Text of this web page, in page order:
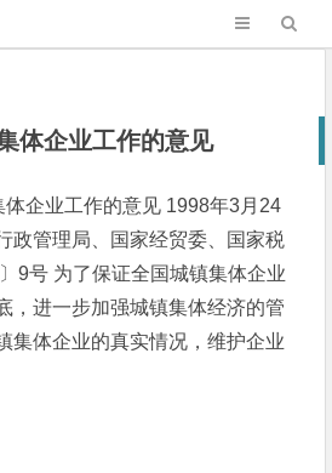
体企业工作的意见
体企业工作的意见 1998年3月24
政管理局、国家经贸委、国家税
9号 为了保证全国城镇集体企业
，进一步加强城镇集体经济的管
集体企业的真实情况，维护企业